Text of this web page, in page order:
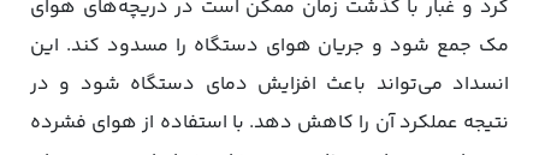
گرد و غبار با گذشت زمان ممکن است در دریچه‌های هوای
مک جمع شود و جریان هوای دستگاه را مسدود کند. این
انسداد می‌تواند باعث افزایش دمای دستگاه شود و در
نتیجه عملکرد آن را کاهش دهد. با استفاده از هوای فشرده